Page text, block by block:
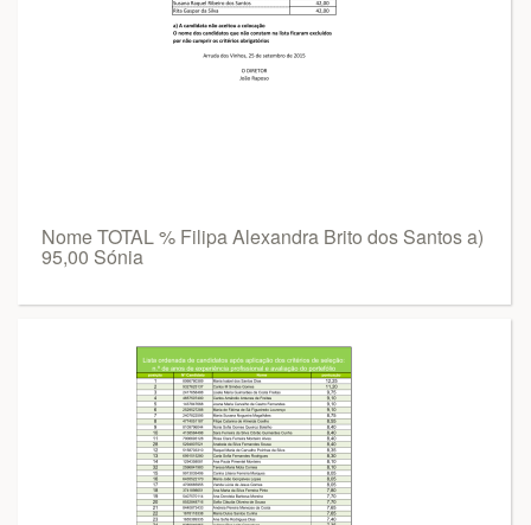
Nome TOTAL % Filipa Alexandra Brito dos Santos a)
95,00 Sónia